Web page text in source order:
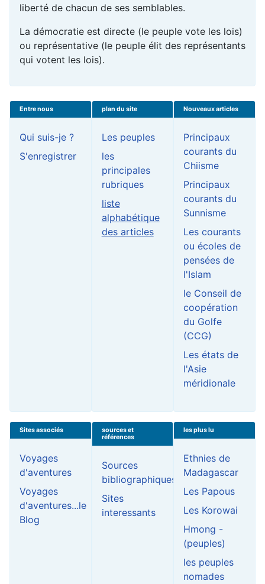
liberté de chacun de ses semblables.
La démocratie est directe (le peuple vote les lois)
ou représentative (le peuple élit des représentants
qui votent les lois).
Entre nous
Qui suis-je ?
S'enregistrer
plan du site
Les peuples
les
principales
rubriques
liste
alphabétique
des articles
Nouveaux articles
Principaux
courants du
Chiisme
Principaux
courants du
Sunnisme
Les courants
ou écoles de
pensées de
l'Islam
le Conseil de
coopération
du Golfe
(CCG)
Les états de
l'Asie
méridionale
Sites associés
Voyages
d'aventures
Voyages
d'aventures...le
Blog
sources et
références
Sources
bibliographiques
Sites
interessants
les plus lu
Ethnies de
Madagascar
Les Papous
Les Korowai
Hmong -
(peuples)
les peuples
nomades